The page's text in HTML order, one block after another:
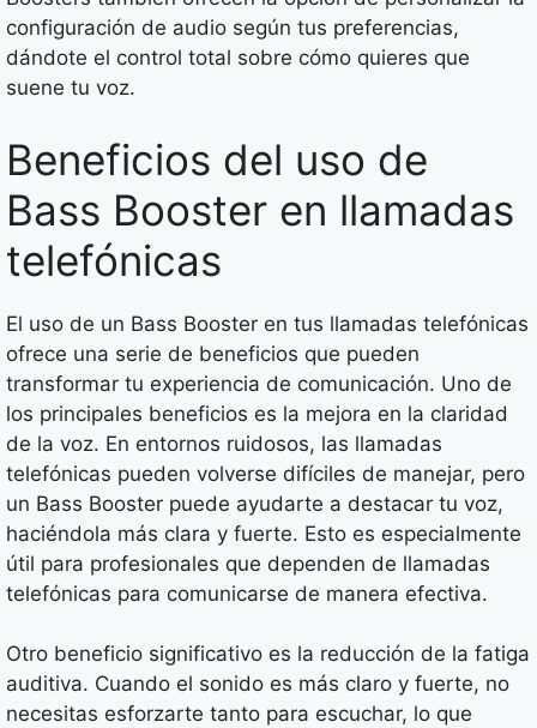
configuración de audio según tus preferencias,
dándote el control total sobre cómo quieres que
suene tu voz.
Beneficios del uso de
Bass Booster en llamadas
telefónicas
El uso de un Bass Booster en tus llamadas telefónicas
ofrece una serie de beneficios que pueden
transformar tu experiencia de comunicación. Uno de
los principales beneficios es la mejora en la claridad
de la voz. En entornos ruidosos, las llamadas
telefónicas pueden volverse difíciles de manejar, pero
un Bass Booster puede ayudarte a destacar tu voz,
haciéndola más clara y fuerte. Esto es especialmente
útil para profesionales que dependen de llamadas
telefónicas para comunicarse de manera efectiva.
Otro beneficio significativo es la reducción de la fatiga
auditiva. Cuando el sonido es más claro y fuerte, no
necesitas esforzarte tanto para escuchar, lo que